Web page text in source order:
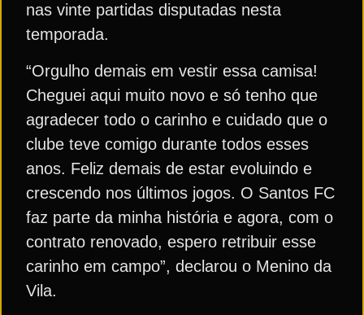
nas vinte partidas disputadas nesta
temporada.
“Orgulho demais em vestir essa camisa!
Cheguei aqui muito novo e só tenho que
agradecer todo o carinho e cuidado que o
clube teve comigo durante todos esses
anos. Feliz demais de estar evoluindo e
crescendo nos últimos jogos. O Santos FC
faz parte da minha história e agora, com o
contrato renovado, espero retribuir esse
carinho em campo”, declarou o Menino da
Vila.